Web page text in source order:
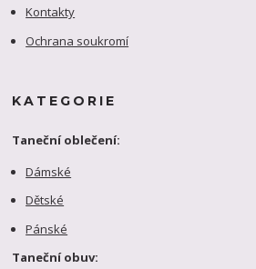
Kontakty
Ochrana soukromí
KATEGORIE
Taneční oblečení:
Dámské
Dětské
Pánské
Taneční obuv: